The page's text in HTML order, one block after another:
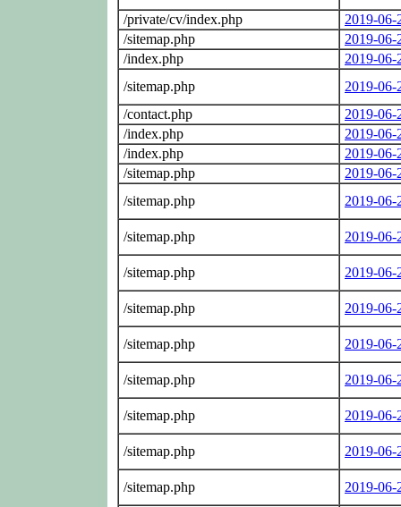
/private/cv/index.php
2019-06-
/sitemap.php
2019-06-
/index.php
2019-06-
/sitemap.php
2019-06-
/contact.php
2019-06-
/index.php
2019-06-
/index.php
2019-06-
/sitemap.php
2019-06-
/sitemap.php
2019-06-
/sitemap.php 2019-06-
/sitemap.php 2019-06-
/sitemap.php 2019-06-
/sitemap.php 2019-06-
/sitemap.php 2019-06-
/sitemap.php 2019-06-
/sitemap.php 2019-06-
/sitemap.php 2019-06-